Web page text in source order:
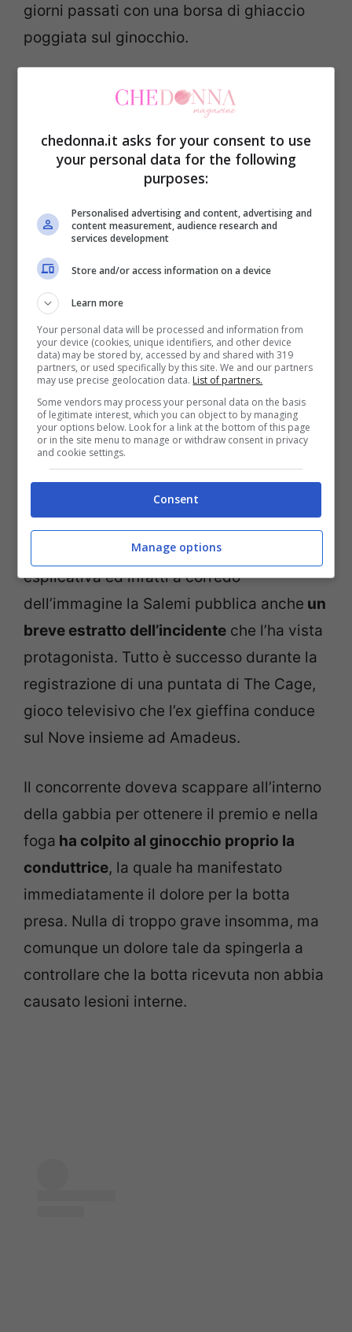
giorni passati con una borsa di ghiaccio
poggiata sul ginocchio.
L’ex gieffina costretta sulla sedia a rotelle: cosa le è
successo? – Instagram @giuliasalemi – chedonna.it
Da sola la frase può non essere troppo
esplicativa ed infatti a corredo
dell’immagine la Salemi pubblica anche un
breve estratto dell’incidente che l’ha vista
protagonista. Tutto è successo durante la
registrazione di una puntata di The Cage,
gioco televisivo che l’ex gieffina conduce
sul Nove insieme ad Amadeus.
Il concorrente doveva scappare all’interno
della gabbia per ottenere il premio e nella
foga ha colpito al ginocchio proprio la
conduttrice, la quale ha manifestato
immediatamente il dolore per la botta
presa. Nulla di troppo grave insomma, ma
comunque un dolore tale da spingerla a
controllare che la botta ricevuta non abbia
causato lesioni interne.
chedonna.it asks for your consent to use
your personal data for the following
purposes:
Personalised advertising and content, advertising and
content measurement, audience research and
services development
Store and/or access information on a device
Learn more
Your personal data will be processed and information from
your device (cookies, unique identifiers, and other device
data) may be stored by, accessed by and shared with 319
partners, or used specifically by this site. We and our partners
may use precise geolocation data. List of partners.
Some vendors may process your personal data on the basis
of legitimate interest, which you can object to by managing
your options below. Look for a link at the bottom of this page
or in the site menu to manage or withdraw consent in privacy
and cookie settings.
Consent
Manage options